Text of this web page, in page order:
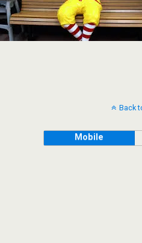
Back
Mobile